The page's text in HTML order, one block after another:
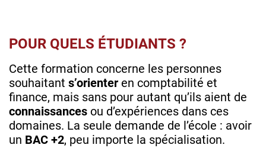
POUR QUELS ÉTUDIANTS ?
Cette formation concerne les personnes
souhaitant s’orienter en comptabilité et
finance, mais sans pour autant qu’ils aient de
connaissances ou d’expériences dans ces
domaines. La seule demande de l’école : avoir
un BAC +2, peu importe la spécialisation.